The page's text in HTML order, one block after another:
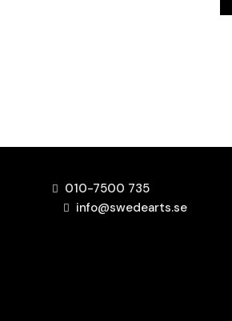
010-7500 735
info@swedearts.se